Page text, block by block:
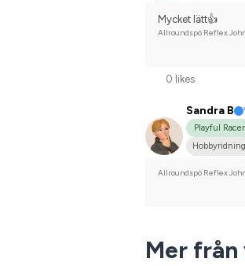
Mycket lätt👍
Allroundspö Reflex
0 likes
Sandra B
Playful Racer
Allroundspö Reflex
Mer